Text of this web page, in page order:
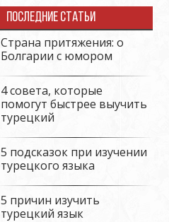
Последние статьи
Страна притяжения: о
Болгарии с юмором
4 совета, которые
помогут быстрее выучить
турецкий
5 подсказок при изучении
турецкого языка
5 причин изучить
турецкий язык